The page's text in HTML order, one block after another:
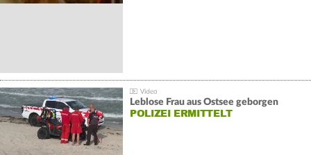
Leblose Frau aus Ostsee geborgen
POLIZEI ERMITTELT